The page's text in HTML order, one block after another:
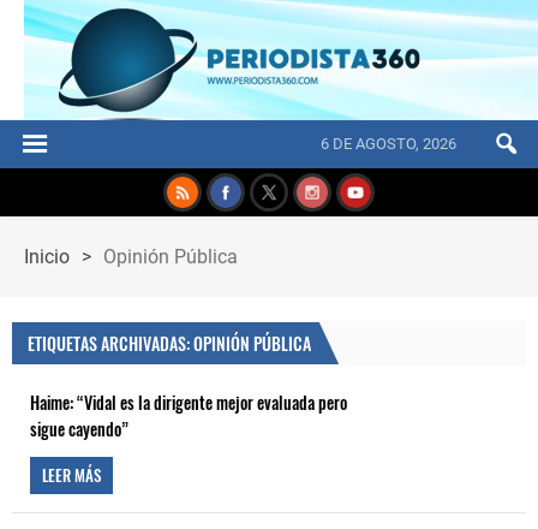
6 DE AGOSTO, 2026
Inicio > Opinión Pública
ETIQUETAS ARCHIVADAS: OPINIÓN PÚBLICA
Haime: “Vidal es la dirigente mejor evaluada pero
sigue cayendo”
LEER MÁS